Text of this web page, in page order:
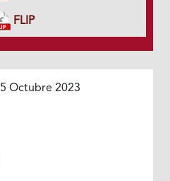
FLIP
5 Octubre 2023